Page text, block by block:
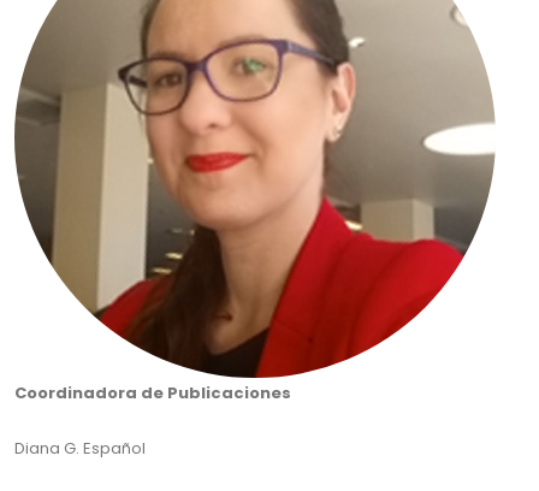
Coordinadora de Publicaciones
Diana G. Español